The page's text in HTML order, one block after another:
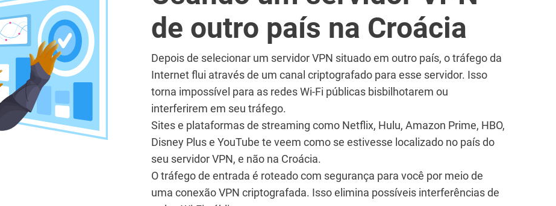
de outro país na Croácia
Depois de selecionar um servidor VPN situado em outro país, o tráfego da
Internet flui através de um canal criptografado para esse servidor. Isso
torna impossível para as redes Wi-Fi públicas bisbilhotarem ou
interferirem em seu tráfego.
Sites e plataformas de streaming como Netflix, Hulu, Amazon Prime, HBO,
Disney Plus e YouTube te veem como se estivesse localizado no país do
seu servidor VPN, e não na Croácia.
O tráfego de entrada é roteado com segurança para você por meio de
uma conexão VPN criptografada. Isso elimina possíveis interferências de